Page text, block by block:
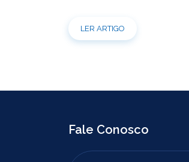
aniversário, reforçamos o nosso
LER ARTIGO
Fale Conosco